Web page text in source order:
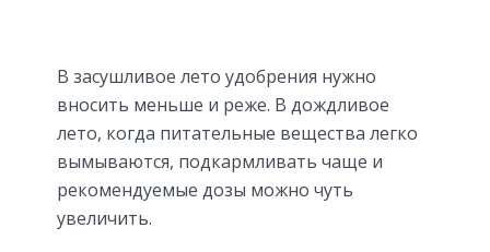
В засушливое лето удобрения нужно
вносить меньше и реже. В дождливое
лето, когда питательные вещества легко
вымываются, подкармливать чаще и
рекомендуемые дозы можно чуть
увеличить.